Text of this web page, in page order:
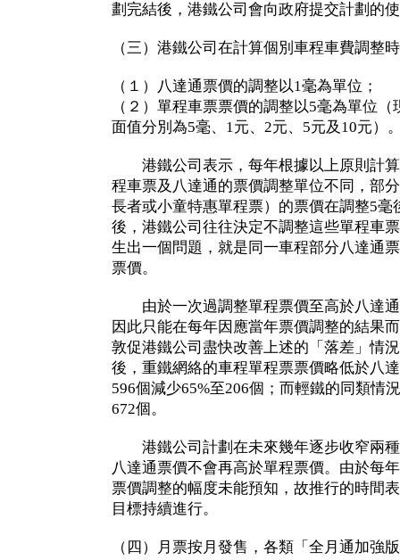
劃完結後，港鐵公司會向政府提交計劃的
（三）港鐵公司在計算個別車程車費調整
（１）八達通票價的調整以1毫為單位；
（２）單程車票票價的調整以5毫為單位
面值分別為5毫、1元、2元、5元及10元）
港鐵公司表示，每年根據以上原則計算
程車票及八達通的票價調整單位不同，部
長者或小童特惠單程票）的票價在調整5毫
後，港鐵公司往往決定不調整這些單程車
生出一個問題，就是同一車程部分八達通
票價。
由於一次過調整單程票價至高於八達通
因此只能在每年因應當年票價調整的結果
敦促港鐵公司盡快改善上述的「落差」情
後，重鐵網絡的車程單程票票價略低於八
596個減少65%至206個；而輕鐵的同類情
672個。
港鐵公司計劃在未來幾年逐步收窄兩種
八達通票價不會再高於單程票價。由於每
票價調整的幅度未能預知，故推行的時間
目標持續進行。
（四）月票按月發售，各類「全月通加強